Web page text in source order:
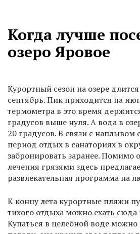
Когда лучше
озеро Яровое
Курортный сезон на озере
сентябрь. Пик приходится на
термометра в это время
градусов выше нуля. А вода в
20 градусов. В связи с
период отдых в санаториях в
забронировать заранее. Помимо
лечения грязями здесь
развлекательная программа на
К концу лета курортные пляжи
тихого отдыха можно ехать
Купаться в целебной воде